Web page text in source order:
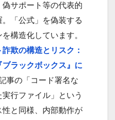
サポート等の代表的
「公式」を偽装する
構造化しています。
欺の構造とリスク：
ブラックボックス』に
事の「コード署名な
行ファイル」という
と同様、内部動作が